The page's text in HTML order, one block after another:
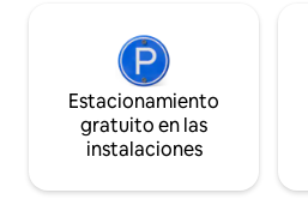
Estacionamiento
gratuito en las
instalaciones